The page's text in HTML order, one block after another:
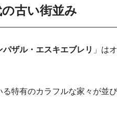
古い街並み
パザル・エスキエブレリ 」は
特有のカラフルな家々が並